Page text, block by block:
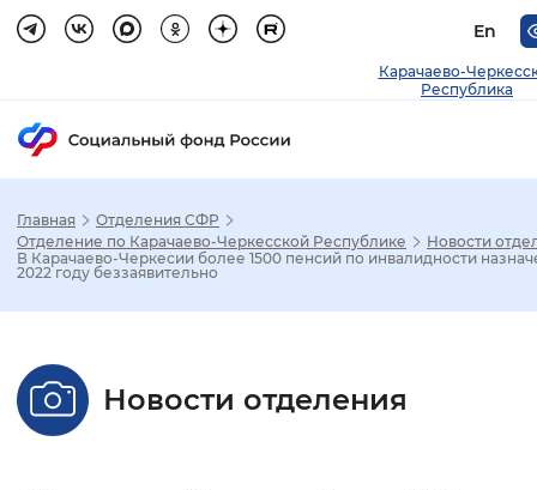
En
Карачаево-
Республика
Стандартный Увеличенный
Главная
Отделения СФР
Отделение по Карачаево-Черкесской Республике
Новости
В Карачаево-Черкесии более 1500 пенсий по инвалидности
2022 году беззаявительно
Новости отделения